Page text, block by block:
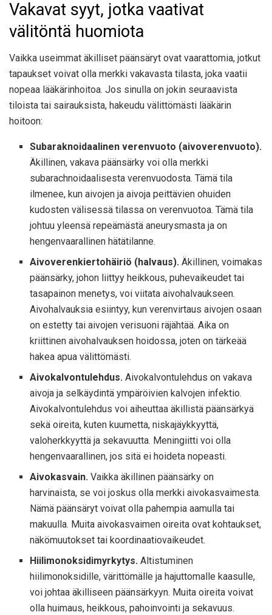
Vakavat syyt, jotka vaativat
välitöntä huomiota
Vaikka useimmat äkilliset päänsäryt ovat vaarattomia, jotkut
tapaukset voivat olla merkki vakavasta tilasta, joka vaatii
nopeaa lääkärinhoitoa. Jos sinulla on jokin seuraavista
tiloista tai sairauksista, hakeudu välittömästi lääkärin
hoitoon:
Subaraknoidaalinen verenvuoto (aivoverenvuoto).
Äkillinen, vakava päänsärky voi olla merkki
subarachnoidaalisesta verenvuodosta. Tämä tila
ilmenee, kun aivojen ja aivoja peittävien ohuiden
kudosten välisessä tilassa on verenvuotoa. Tämä tila
johtuu yleensä repeämästä aneurysmasta ja on
hengenvaarallinen hätätilanne.
Aivoverenkiertohäiriö (halvaus). Äkillinen, voimakas
päänsärky, johon liittyy heikkous, puhevaikeudet tai
tasapainon menetys, voi viitata aivohalvaukseen.
Aivohalvauksia esiintyy, kun verenvirtaus aivojen osaan
on estetty tai aivojen verisuoni räjähtää. Aika on
kriittinen aivohalvauksen hoidossa, joten on tärkeää
hakea apua välittömästi.
Aivokalvontulehdus. Aivokalvontulehdus on vakava
aivoja ja selkäydintä ympäröivien kalvojen infektio.
Aivokalvontulehdus voi aiheuttaa äkillistä päänsärkyä
sekä oireita, kuten kuumetta, niskajäykkyyttä,
valoherkkyyttä ja sekavuutta. Meningiitti voi olla
hengenvaarallinen, jos sitä ei hoideta nopeasti.
Aivokasvain. Vaikka äkillinen päänsärky on
harvinaista, se voi joskus olla merkki aivokasvaimesta.
Nämä päänsäryt voivat olla pahempia aamulla tai
makuulla. Muita aivokasvaimen oireita ovat kohtaukset,
näkömuutokset tai koordinaatiovaikeudet.
Hiilimonoksidimyrkytys. Altistuminen
hiilimonoksidille, värittömälle ja hajuttomalle kaasulle,
voi johtaa äkilliseen päänsärkyyn. Muita oireita voivat
olla huimaus, heikkous, pahoinvointi ja sekavuus.